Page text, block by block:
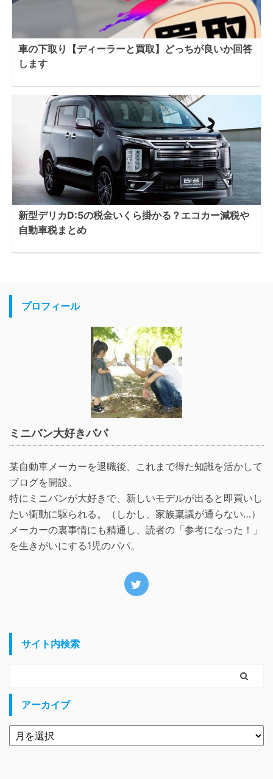
車の下取り【ディーラーと買取】どっちが良いか回答
します
新型デリカD:5の税金いくら掛かる？エコカー減税や
自動車税まとめ
プロフィール
ミニバン大好きパパ
某自動車メーカーを退職後、これまで得た知識を活かして
ブログを開設。
特にミニバンが大好きで、新しいモデルが出ると即買いし
たい衝動に駆られる。（しかし、家族稟議が通らない…）
メーカーの裏事情にも精通し、読者の「参考になった！」
を生きがいにする1児のパパ。
サイト内検索
アーカイブ